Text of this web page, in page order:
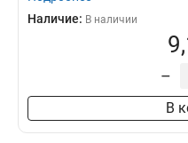
Наличие: В наличии
–
В